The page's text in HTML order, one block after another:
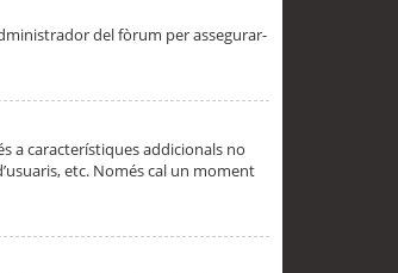
del fòrum per assegurar-
a característiques addicionals no
etc. Només cal un moment